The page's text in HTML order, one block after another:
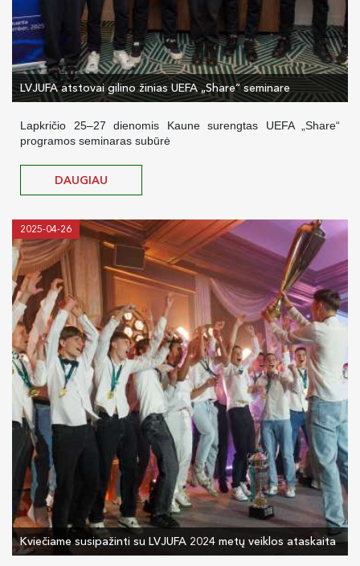
LVJUFA atstovai gilino žinias UEFA „Share“ seminare
Lapkričio 25–27 dienomis Kaune surengtas UEFA „Share“
programos seminaras subūrė
DAUGIAU
2025-04-26
Kviečiame susipažinti su LVJUFA 2024 metų veiklos ataskaita